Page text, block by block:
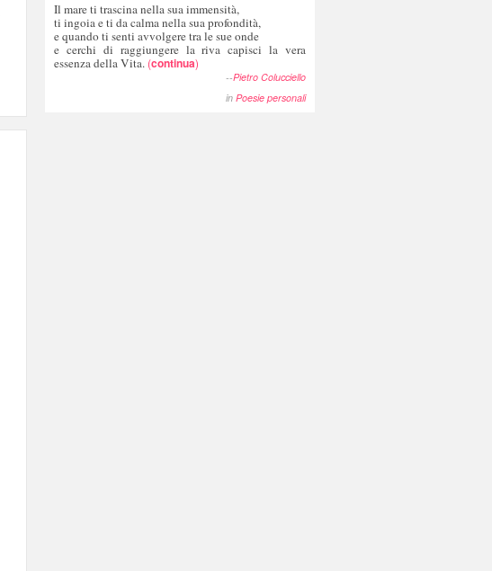
Il mare ti trascina nella sua immensità,
ti ingoia e ti da calma nella sua profondità,
e quando ti senti avvolgere tra le sue onde
e cerchi di raggiungere la riva capisci la vera
essenza della Vita. (continua)
--Pietro Colucciello
in Poesie personali